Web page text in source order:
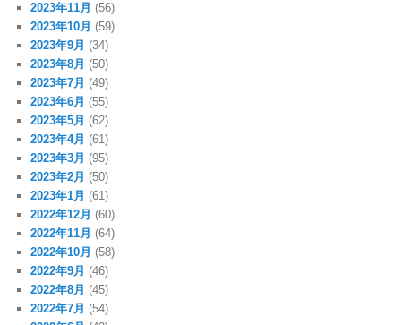
2023年11月 (56)
2023年10月 (59)
2023年9月 (34)
2023年8月 (50)
2023年7月 (49)
2023年6月 (55)
2023年5月 (62)
2023年4月 (61)
2023年3月 (95)
2023年2月 (50)
2023年1月 (61)
2022年12月 (60)
2022年11月 (64)
2022年10月 (58)
2022年9月 (46)
2022年8月 (45)
2022年7月 (54)